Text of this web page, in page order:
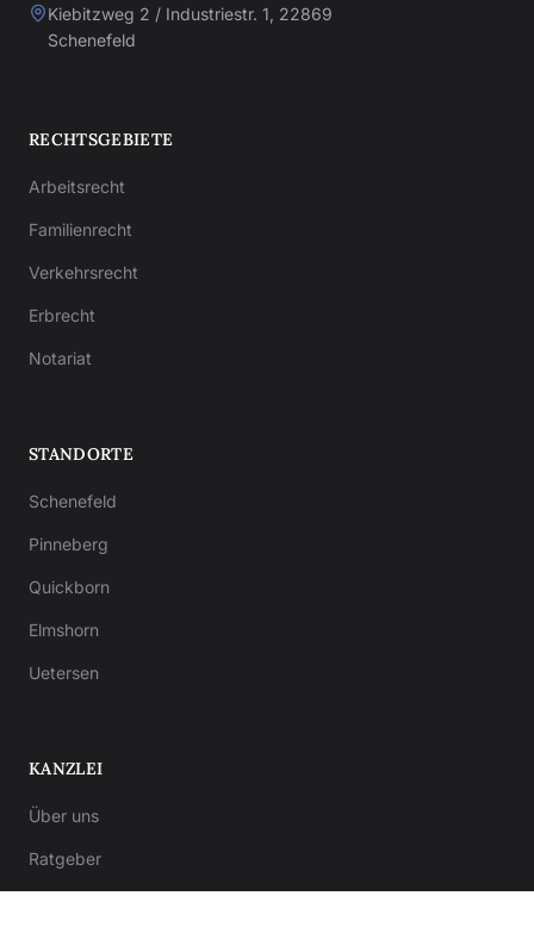
Kiebitzweg 2 / Industriestr. 1, 22869
Schenefeld
RECHTSGEBIETE
Arbeitsrecht
Familienrecht
Verkehrsrecht
Erbrecht
Notariat
STANDORTE
Schenefeld
Pinneberg
Quickborn
Elmshorn
Uetersen
KANZLEI
Über uns
Ratgeber